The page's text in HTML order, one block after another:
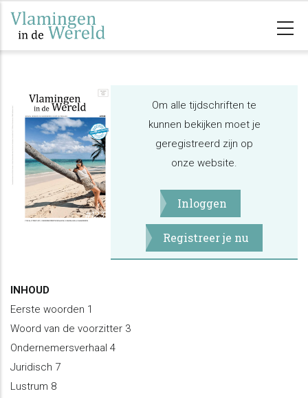
Overslaan
naar
gaan
Om alle tijdschriften te
kunnen bekijken moet je
geregistreerd zijn op
onze website.
Inloggen
Registreer je nu
INHOUD
Eerste woorden 1
Woord van de voorzitter 3
Ondernemersverhaal 4
Juridisch 7
Lustrum 8